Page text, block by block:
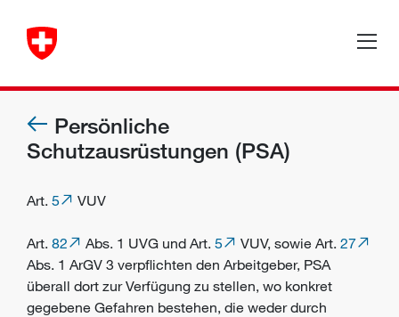
Persönliche
Schutzausrüstungen (PSA)
Art. 5 VUV
Art. 82 Abs. 1 UVG und Art. 5 VUV, sowie Art. 27
Abs. 1 ArGV 3 verpflichten den Arbeitgeber, PSA
überall dort zur Verfügung zu stellen, wo konkret
gegebene Gefahren bestehen, die weder durch